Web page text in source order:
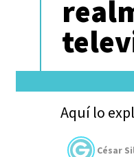
Aquí lo
César